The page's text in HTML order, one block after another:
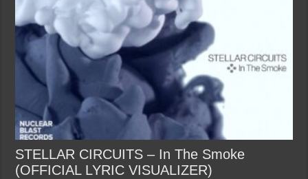
STELLAR CIRCUITS – In The Smoke
(OFFICIAL LYRIC VISUALIZER)